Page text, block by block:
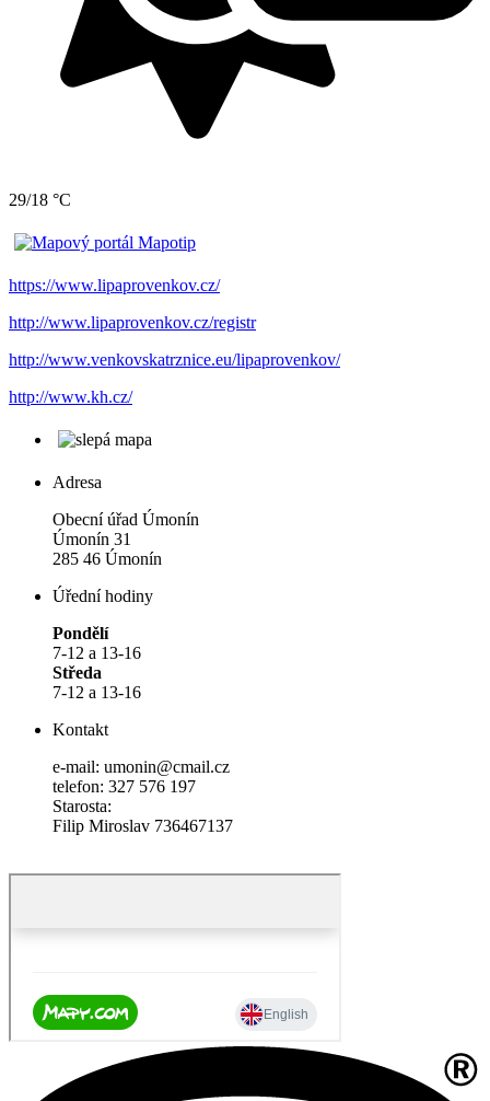
29/18 °C
https://www.lipaprovenkov.cz/
http://www.lipaprovenkov.cz/registr
http://www.venkovskatrznice.eu/lipaprovenkov/
http://www.kh.cz/
Adresa
Obecní úřad Úmonín
Úmonín 31
285 46 Úmonín
Úřední hodiny
Pondělí
7-12 a 13-16
Středa
7-12 a 13-16
Kontakt
e-mail: umonin@cmail.cz
telefon: 327 576 197
Starosta:
Filip Miroslav 736467137